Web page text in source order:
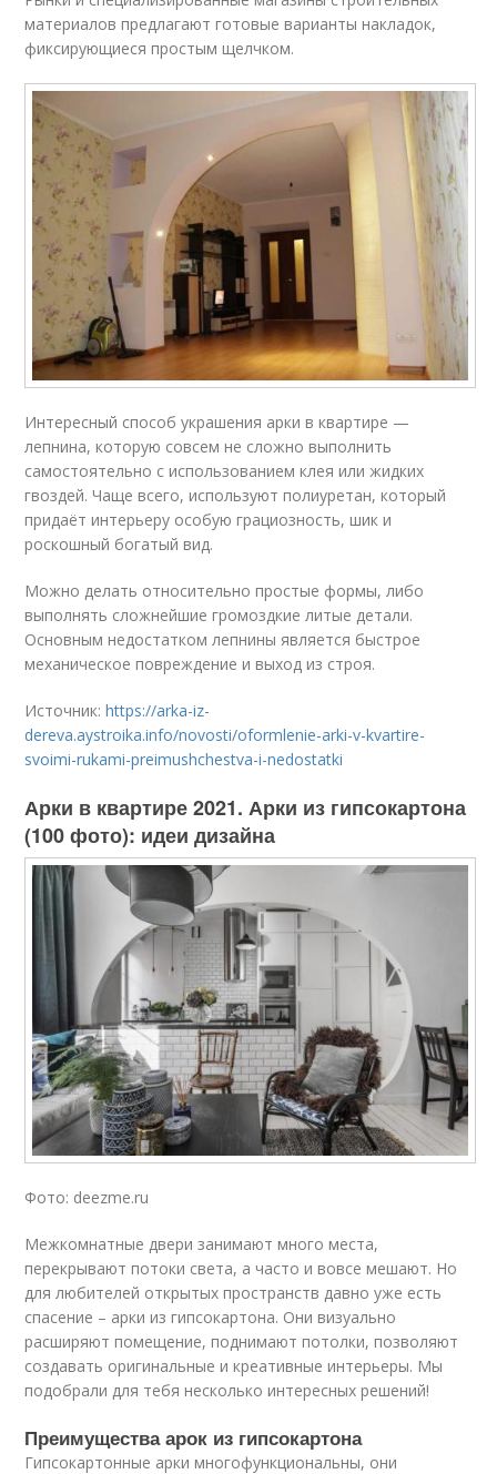
материалов предлагают готовые варианты накладок,
фиксирующиеся простым щелчком.
Интересный способ украшения арки в квартире —
лепнина, которую совсем не сложно выполнить
самостоятельно с использованием клея или жидких
гвоздей. Чаще всего, используют полиуретан, который
придаёт интерьеру особую грациозность, шик и
роскошный богатый вид.
Можно делать относительно простые формы, либо
выполнять сложнейшие громоздкие литые детали.
Основным недостатком лепнины является быстрое
механическое повреждение и выход из строя.
Источник:https://arka-iz-
dereva.aystroika.info/novosti/oformlenie-arki-v-kvartire-
svoimi-rukami-preimushchestva-i-nedostatki
Арки в квартире 2021. Арки из гипсокартона
(100 фото): идеи дизайна
Фото: deezme.ru
Межкомнатные двери занимают много места,
перекрывают потоки света, а часто и вовсе мешают. Но
для любителей открытых пространств давно уже есть
спасение – арки из гипсокартона. Они визуально
расширяют помещение, поднимают потолки, позволяют
создавать оригинальные и креативные интерьеры. Мы
подобрали для тебя несколько интересных решений!
Преимущества арок из гипсокартона
Гипсокартонные арки многофункциональны, они